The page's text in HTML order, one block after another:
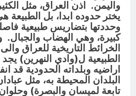
واليمن. اذن العراق، مثل
يختر حدوده ابدا، بل الطبيعة
وحددتها بتضاريس طبيعية
كبيرة، وهي الهضاب والجبال.
الخرائط التاريخية للعراق
الطبيعية ل(وادي النهرين)
اراضيه وبلداته الحدودية قد
البلدان المحيطة به، مثل
تابعة لميسان والبصرة)